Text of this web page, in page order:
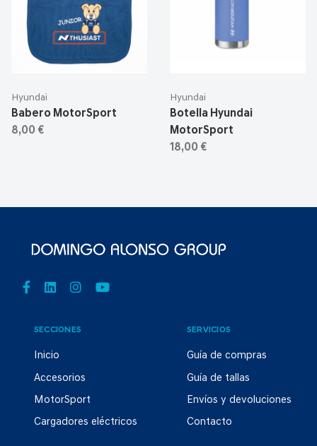
Hyundai
Babero MotorSport
8,00 €
Hyundai
Botella Hyundai
MotorSport
18,00 €
SECCIONES
Inicio
Accesorios
MotorSport
Cargadores eléctricos
SERVICIOS
Guía de compras
Guía de tallas
Envíos y devoluciones
Contacto